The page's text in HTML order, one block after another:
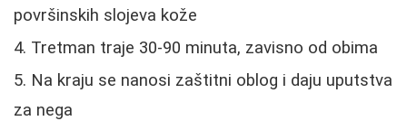
površinskih slojeva kože
Tretman traje 30-90 minuta, zavisno od obima
Na kraju se nanosi zaštitni oblog i daju uputstva
za nega